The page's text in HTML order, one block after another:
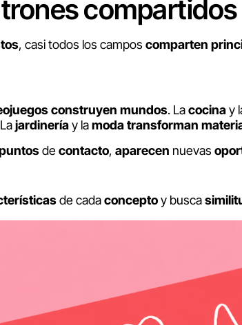
compartidos
, casi todos los campos comparten
construyen mundos. Lacocinay
jardineríay lamodatransforman
decontacto, aparecen nuevas
de cadaconceptoy busca